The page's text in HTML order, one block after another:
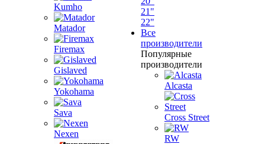
Kumho
Matador
Firemax
Gislaved
Yokohama
Sava
Nexen
21"
22"
Все
производители
Популярные
производители
Alcasta
Cross Street
RW